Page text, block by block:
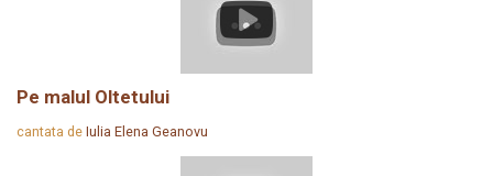
Pe malul Oltetului
cantata de Iulia Elena Geanovu